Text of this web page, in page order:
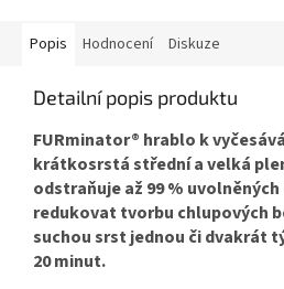
Popis Hodnocení Diskuze
Detailní popis produktu
FURminator® hrablo k
krátkosrstá střední a velká
odstraňuje až 99 %
redukovat tvorbu chlupových
suchou srst jednou či dvakrát
20 minut.